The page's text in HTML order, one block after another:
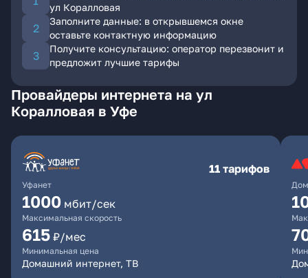
ул Коралловая
Заполните данные: в открывшемся окне
оставьте контактную информацию
Получите консультацию: оператор перезвонит и
предложит лучшие тарифы
Провайдеры интернета на ул
Коралловая в Уфе
Уфанет
11 тарифов
1000 мбит/сек
Максимальная скорость
615 ₽/мес
Минимальная цена
Домашний интернет, ТВ